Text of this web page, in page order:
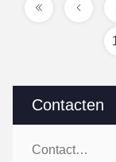
Contacten
Contacten: